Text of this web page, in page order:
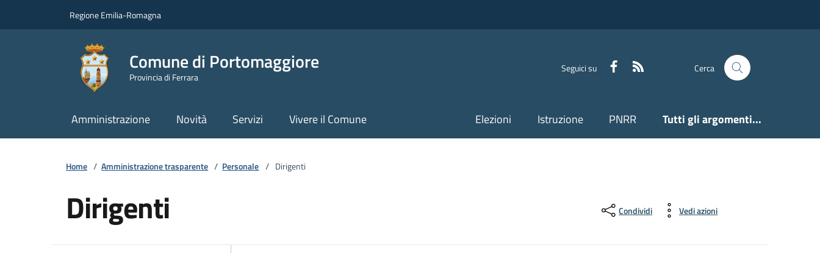
Regione Emilia-Romagna
Comune di Portomaggiore
Provincia di Ferrara
Seguici su Facebook Cerca
Amministrazione Novità Servizi Vivere il Comune Elezioni Istruzione PNRR Tutti gli argomenti...
Home / Amministrazione trasparente / Personale / Dirigenti
Dirigenti Condividi Vedi azioni